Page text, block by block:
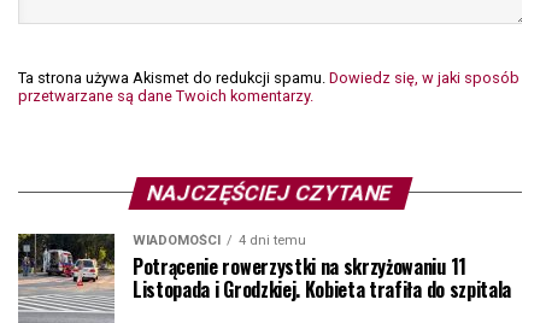
Ta strona używa Akismet do redukcji spamu. Dowiedz się, w jaki sposób
przetwarzane są dane Twoich komentarzy.
NAJCZĘŚCIEJ CZYTANE
WIADOMOŚCI 4 dni temu
Potrącenie rowerzystki na skrzyżowaniu 11
Listopada i Grodzkiej. Kobieta trafiła do szpitala